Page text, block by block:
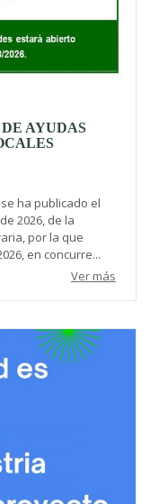
AYUDAS
ha publicado el
2026, de la
por la que
en concurre...
Ver más